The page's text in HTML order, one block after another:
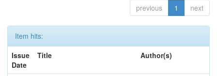
previous 1 next
Item hits:
Issue
Date
Title Author(s)